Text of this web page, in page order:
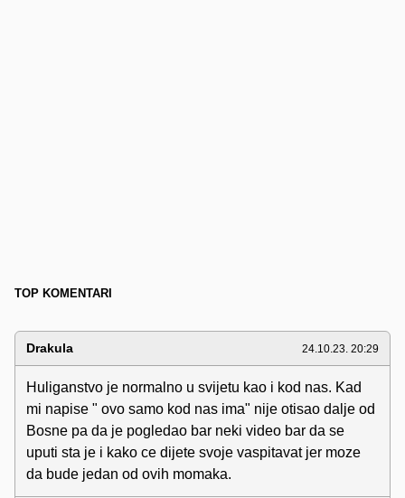
TOP KOMENTARI
Drakula 24.10.23. 20:29
Huliganstvo je normalno u svijetu kao i kod nas. Kad
mi napise " ovo samo kod nas ima" nije otisao dalje od
Bosne pa da je pogledao bar neki video bar da se
uputi sta je i kako ce dijete svoje vaspitavat jer moze
da bude jedan od ovih momaka.